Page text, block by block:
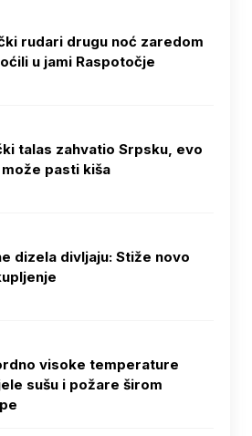
rudari drugu noć zaredom
u jami Raspotočje
talas zahvatio Srpsku, evo
pasti kiša
dizela divljaju: Stiže novo
visoke temperature
sušu i požare širom